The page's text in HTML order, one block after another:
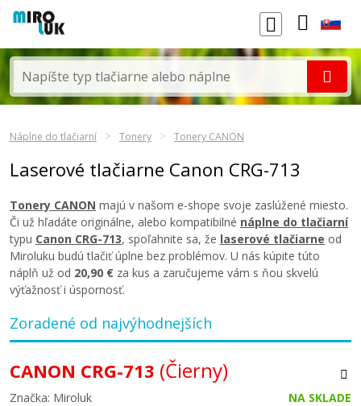
Náplne do tlačiarní Tonery Tonery CANON
Laserové tlačiarne Canon CRG-713
Tonery CANON majú v našom e-shope svoje zaslúžené miesto.
Či už hľadáte originálne, alebo kompatibilné náplne do tlačiarní
typu Canon CRG-713, spoľahnite sa, že laserové tlačiarne od
Miroluku budú tlačiť úplne bez problémov. U nás kúpite túto
náplň už od 20,90 € za kus a zaručujeme vám s ňou skvelú
výťažnosť i úspornosť.
Zoradené od najvýhodnejších
CANON CRG-713 (Čierny)
Značka: Miroluk
NA SKLADE